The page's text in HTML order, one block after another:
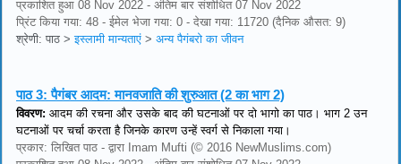
प्रकाशित हुआ 08 Nov 2022 - अंतिम बार संशोधित 07 Nov 2022
प्रिंट किया गया: 48 - ईमेल भेजा गया: 0 - देखा गया: 11720 (दैनिक औसत: 9)
श्रेणी: पाठ >इस्लामी मान्यताएं > अन्य पैगंबरो का जीवन
पाठ 3:पैगंबर आदम: मानवजाति की शुरुआत (2 का भाग 2)
विवरण: आदम की रचना और उसके बाद की घटनाओं पर दो भागो का पाठ। भाग 2 उन
घटनाओं पर चर्चा करता है जिनके कारण उन्हें स्वर्ग से निकाला गया।
प्रकार: लिखित पाठ - द्वारा Imam Mufti (© 2016 NewMuslims.com)